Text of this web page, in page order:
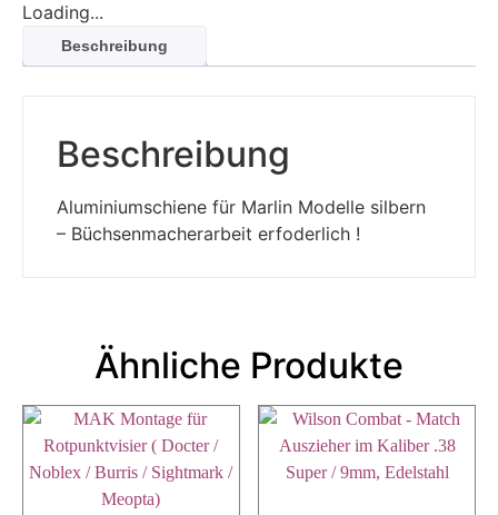
Loading...
Beschreibung
Beschreibung
Aluminiumschiene für Marlin Modelle silbern
– Büchsenmacherarbeit erfoderlich !
Ähnliche Produkte